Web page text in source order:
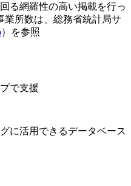
る網羅性の高い掲載を行っ
業所数は、総務省統計局サ
）を参照
で支援
に活用できるデータベース